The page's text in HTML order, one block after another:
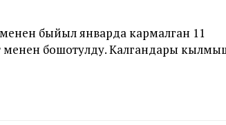
быйыл январда кармалган 11
менен бошотулду. Калгандары